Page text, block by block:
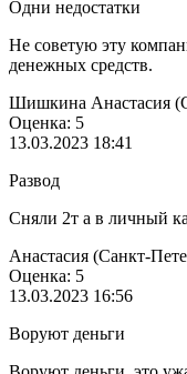
Одни недостатки
Не советую эту
денежных средств.
Шишкина Анастасия
Оценка: 5
13.03.2023 18:41
Развод
Сняли 2т а в личный
Анастасия (Санкт-
Оценка: 5
13.03.2023 16:56
Воруют деньги